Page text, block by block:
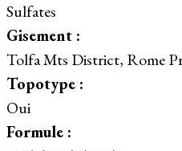
Sulfates
Gisement :
Tolfa Mts District, Rome
Topotype :
Oui
Formule :